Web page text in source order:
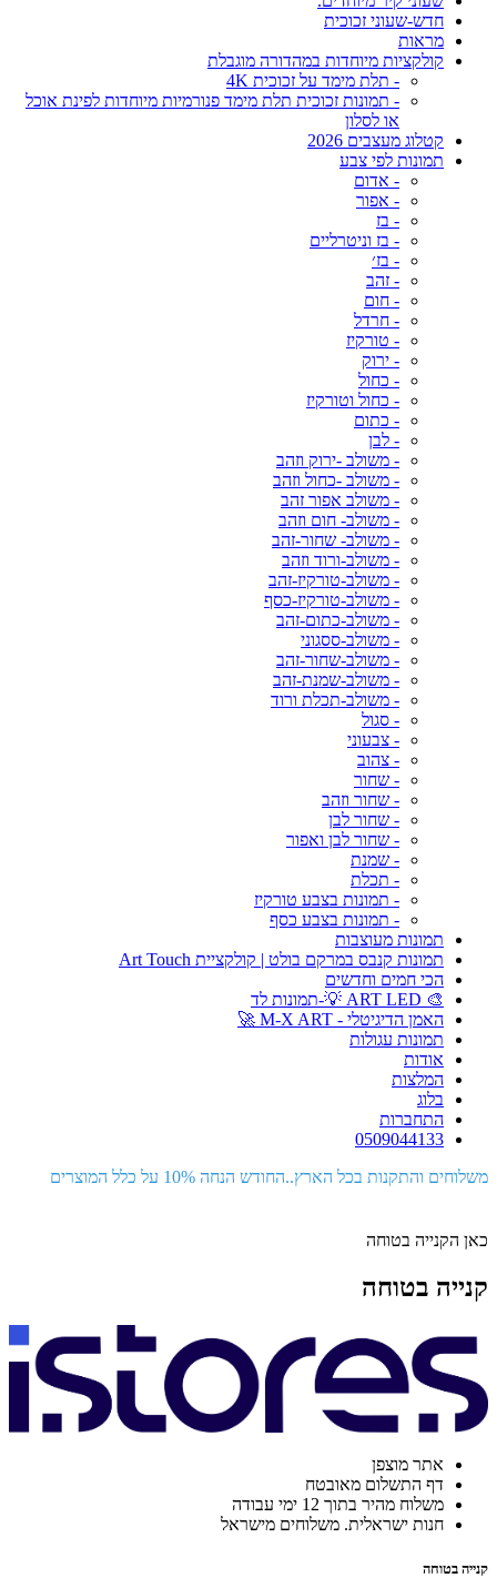
חדש-שעוני זכוכית
מראות
קולקציות מיוחדות במהדורה מוגבלת
- תלת מימד על זכוכית 4K
- תמונות זכוכית תלת מימד פנורמיות מיוחדות לפינת אוכל
או לסלון
קטלוג מעצבים 2026
תמונות לפי צבע
- אדום
- אפור
- בז
- בז וניטרליים
- בז׳
- זהב
- חום
- חרדל
- טורקיז
- ירוק
- כחול
- כחול וטורקיז
- כתום
- לבן
- משולב -ירוק וזהב
- משולב -כחול וזהב
- משולב אפור זהב
- משולב- חום וזהב
- משולב- שחור-זהב
- משולב-ורוד וזהב
- משולב-טורקיז-זהב
- משולב-טורקיז-כסף
- משולב-כתום-זהב
- משולב-ססגוני
- משולב-שחור-זהב
- משולב-שמנת-זהב
- משולב-תכלת ורוד
- סגול
- צבעוני
- צהוב
- שחור
- שחור וזהב
- שחור לבן
- שחור לבן ואפור
- שמנת
- תכלת
- תמונות בצבע טורקיז
- תמונות בצבע כסף
תמונות מעוצבות
תמונות קנבס במרקם בולט | קולקציית Art Touch
הכי חמים וחדשים
🎨 ART LED 💡-תמונות לד
האמן הדיגיטלי - M-X ART 🚀
תמונות עגולות
אודות
המלצות
בלוג
התחברות
0509044133
משלוחים והתקנות בכל הארץ..החודש הנחה 10% על כלל המוצרים
כאן הקנייה בטוחה
קנייה בטוחה
אתר מוצפן
דף התשלום מאובטח
משלוח מהיר בתוך 12 ימי עבודה
חנות ישראלית. משלוחים מישראל
קנייה בטוחה